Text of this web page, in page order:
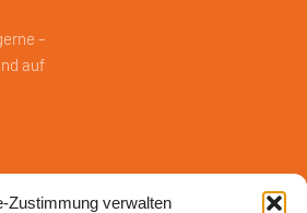
Zustimmung verwalten
–
auf